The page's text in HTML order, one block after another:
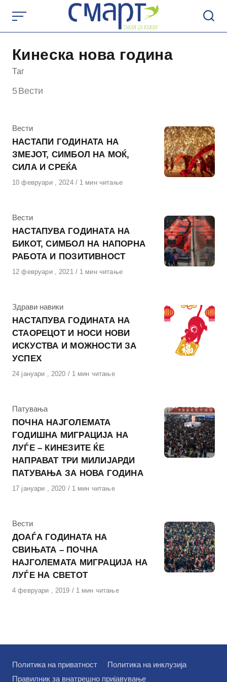
content
Кинеска нова година
Таг
5Вести
КАтегорија
Вести
НАСТАПИ ГОДИНАТА НА
ЗМЕЈОТ, СИМБОЛ НА МОЌ,
СИЛА И СРЕЌА
Објавено
10 февруари , 2024 1 мин читање
КАтегорија
Вести
НАСТАПУВА ГОДИНАТА НА
БИКОТ, СИМБОЛ НА НАПОРНА
РАБОТА И ПОЗИТИВНОСТ
Објавено
12 февруари , 2021 1 мин читање
КАтегорија
Здрави навики
НАСТАПУВА ГОДИНАТА НА
СТАОРЕЦОТ И НОСИ НОВИ
ИСКУСТВА И МОЖНОСТИ ЗА
УСПЕХ
Објавено
24 јануари , 2020 1 мин читање
КАтегорија
Патувања
ПОЧНА НАЈГОЛЕМАТА
ГОДИШНА МИГРАЦИЈА НА
ЛУЃЕ – КИНЕЗИТЕ ЌЕ
НАПРАВАТ ТРИ МИЛИЈАРДИ
ПАТУВАЊА ЗА НОВА ГОДИНА
Објавено
17 јануари , 2020 1 мин читање
КАтегорија
Вести
ДОАЃА ГОДИНАТА НА
СВИЊАТА – ПОЧНА
НАЈГОЛЕМАТА МИГРАЦИЈА НА
ЛУЃЕ НА СВЕТОТ
Објавено
4 февруари , 2019 1 мин читање
Политика на приватност
Политика на инклузија
Правилник за внатрешно пријавување